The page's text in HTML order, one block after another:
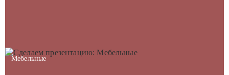
Мебельные